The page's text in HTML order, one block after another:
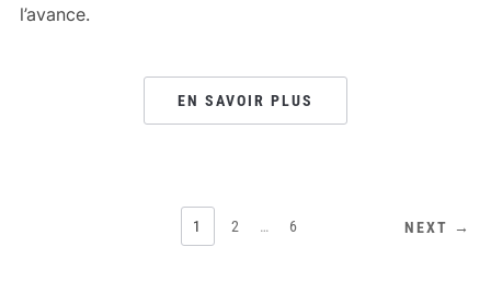
l’avance.
EN SAVOIR PLUS
1 2 … 6 NEXT →